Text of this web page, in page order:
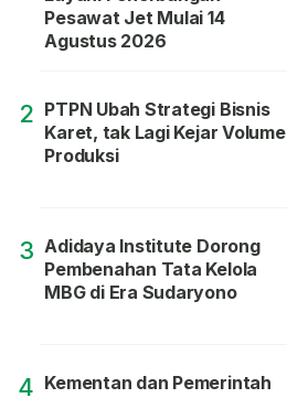
Pesawat Jet Mulai 14
Agustus 2026
2 PTPN Ubah Strategi Bisnis
Karet, tak Lagi Kejar Volume
Produksi
3 Adidaya Institute Dorong
Pembenahan Tata Kelola
MBG di Era Sudaryono
4 Kementan dan Pemerintah